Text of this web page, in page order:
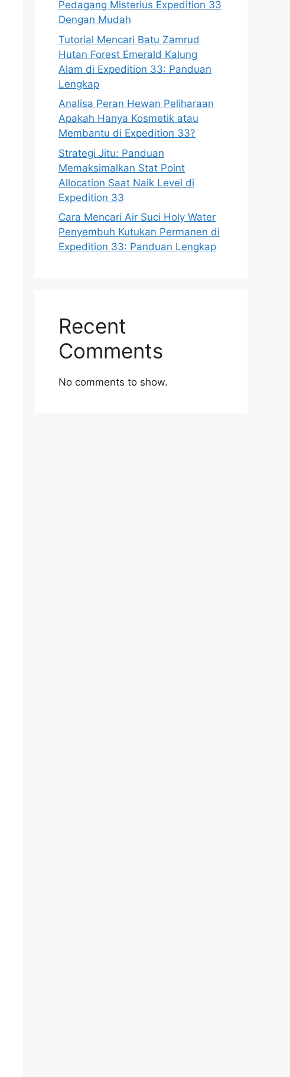
Pedagang Misterius Expedition 33
Dengan Mudah
Tutorial Mencari Batu Zamrud
Hutan Forest Emerald Kalung
Alam di Expedition 33: Panduan
Lengkap
Analisa Peran Hewan Peliharaan
Apakah Hanya Kosmetik atau
Membantu di Expedition 33?
Strategi Jitu: Panduan
Memaksimalkan Stat Point
Allocation Saat Naik Level di
Expedition 33
Cara Mencari Air Suci Holy Water
Penyembuh Kutukan Permanen di
Expedition 33: Panduan Lengkap
Recent
Comments
No comments to show.